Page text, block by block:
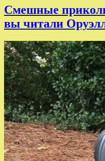
Смешные
вы читали